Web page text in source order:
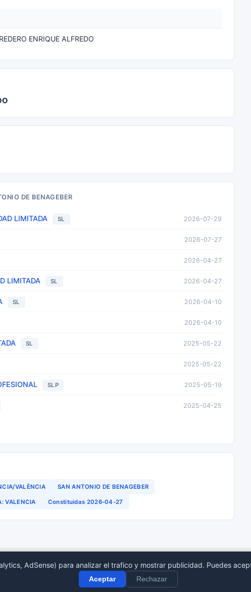
ENRIQUE ALFREDO
DE BENAGEBER
LIMITADA SL 2026-07-29
2026-07-27
2026-04-27
LIMITADA SL 2026-04-27
SL 2026-04-10
2026-04-10
SL 2025-05-22
2025-05-22
SLP 2025-05-19
2025-04-25
VALÈNCIA SAN ANTONIO DE BENAGEBER
VALENCIA Constituidas 2026-04-27
AdSense) para analizar el trafico y mostrar publicidad. Puedes
Aceptar Rechazar